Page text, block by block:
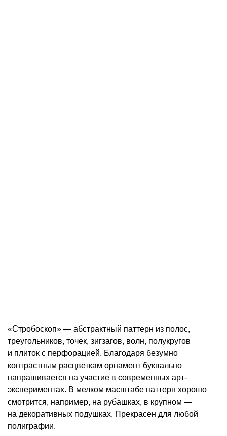
«Стробоскоп» — абстрактный паттерн из полос,
треугольников, точек, зигзагов, волн, полукругов
и плиток с перфорацией. Благодаря безумно
контрастным расцветкам орнамент буквально
напрашивается на участие в современных арт-
экспериментах. В мелком масштабе паттерн хорошо
смотрится, например, на рубашках, в крупном —
на декоративных подушках. Прекрасен для любой
полиграфии.